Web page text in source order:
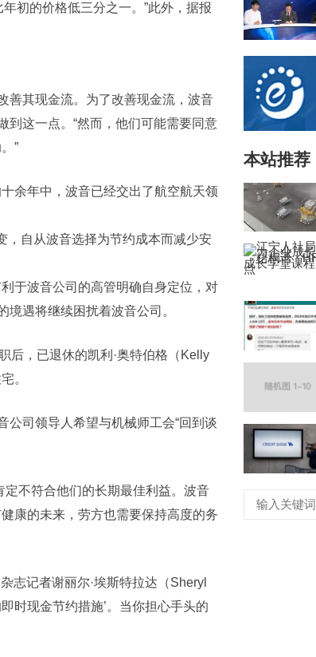
初的价格低三分之一。”此外，据报
善其现金流。为了改善现金流，波音
到这一点。“然而，他们可能需要同意
”
余年中，波音已经交出了航空航天领
，自从波音选择为节约成本而减少安
于波音公司的高管明确自身定位，对
境遇将继续困扰着波音公司。
后，已退休的凯利·奥特伯格（Kelly
。
公司领导人希望与机械师工会“回到谈
不符合他们的长期最佳利益。波音
康的未来，劳方也需要保持高度的务
志记者谢丽尔·埃斯特拉达（Sheryl
时现金节约措施’。当你担心手头的
本站推荐